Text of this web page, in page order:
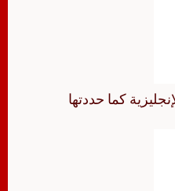
الإنجليزية كما حددتها